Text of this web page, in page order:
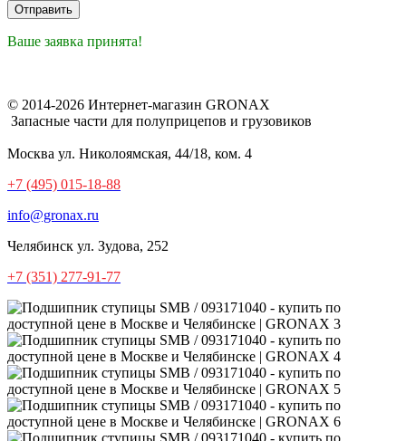
Ваше заявка принята!
© 2014-2026 Интернет-магазин GRONAX
Запасные части для полуприцепов и грузовиков
Москва ул. Николоямская, 44/18, ком. 4
+7 (495) 015-18-88
info@gronax.ru
Челябинск ул. Зудова, 252
+7 (351) 277-91-77